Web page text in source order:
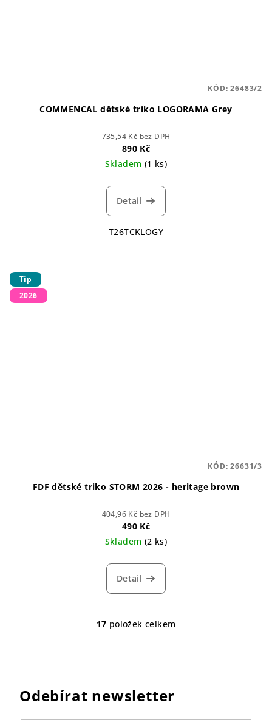
COMMENCAL dětské triko LOGORAMA Grey
735,54 Kč bez DPH
890 Kč
Skladem (1 ks)
Detail
T26TCKLOGY
KÓD:26483/2
Tip
2026
FDF dětské triko STORM 2026 - heritage brown
404,96 Kč bez DPH
490 Kč
Skladem (2 ks)
Detail
KÓD:26631/3
O
d
a
17 položek celkem
Odebírat newsletter